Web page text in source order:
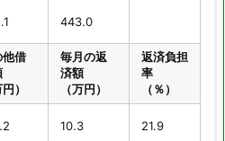
443.0
他借
円）
毎月の返
済額
（万円）
返済負担
率
（％）
10.3 21.9